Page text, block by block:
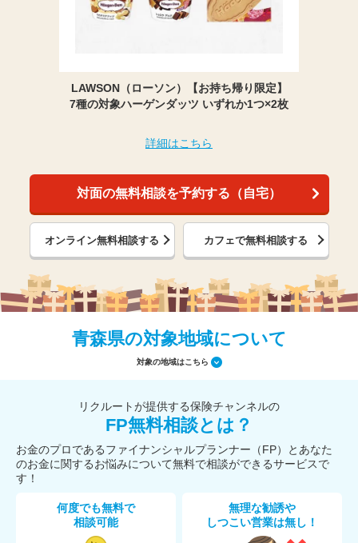
LAWSON（ローソン）【お持ち帰り限定】
7種の対象ハーゲンダッツ いずれか1つ×2枚
詳細はこちら
対面の無料相談を予約する（自宅）
オンライン無料相談する カフェで無料相談する
青森県の対象地域について
対象の地域はこちら
リクルートが提供する保険チャンネルの
FP無料相談とは？
お金のプロであるファイナンシャルプランナー（FP）とあなた
のお金に関するお悩みについて無料で相談ができるサービスで
す！
何度でも無料で
相談可能
無理な勧誘や
しつこい営業は無し！